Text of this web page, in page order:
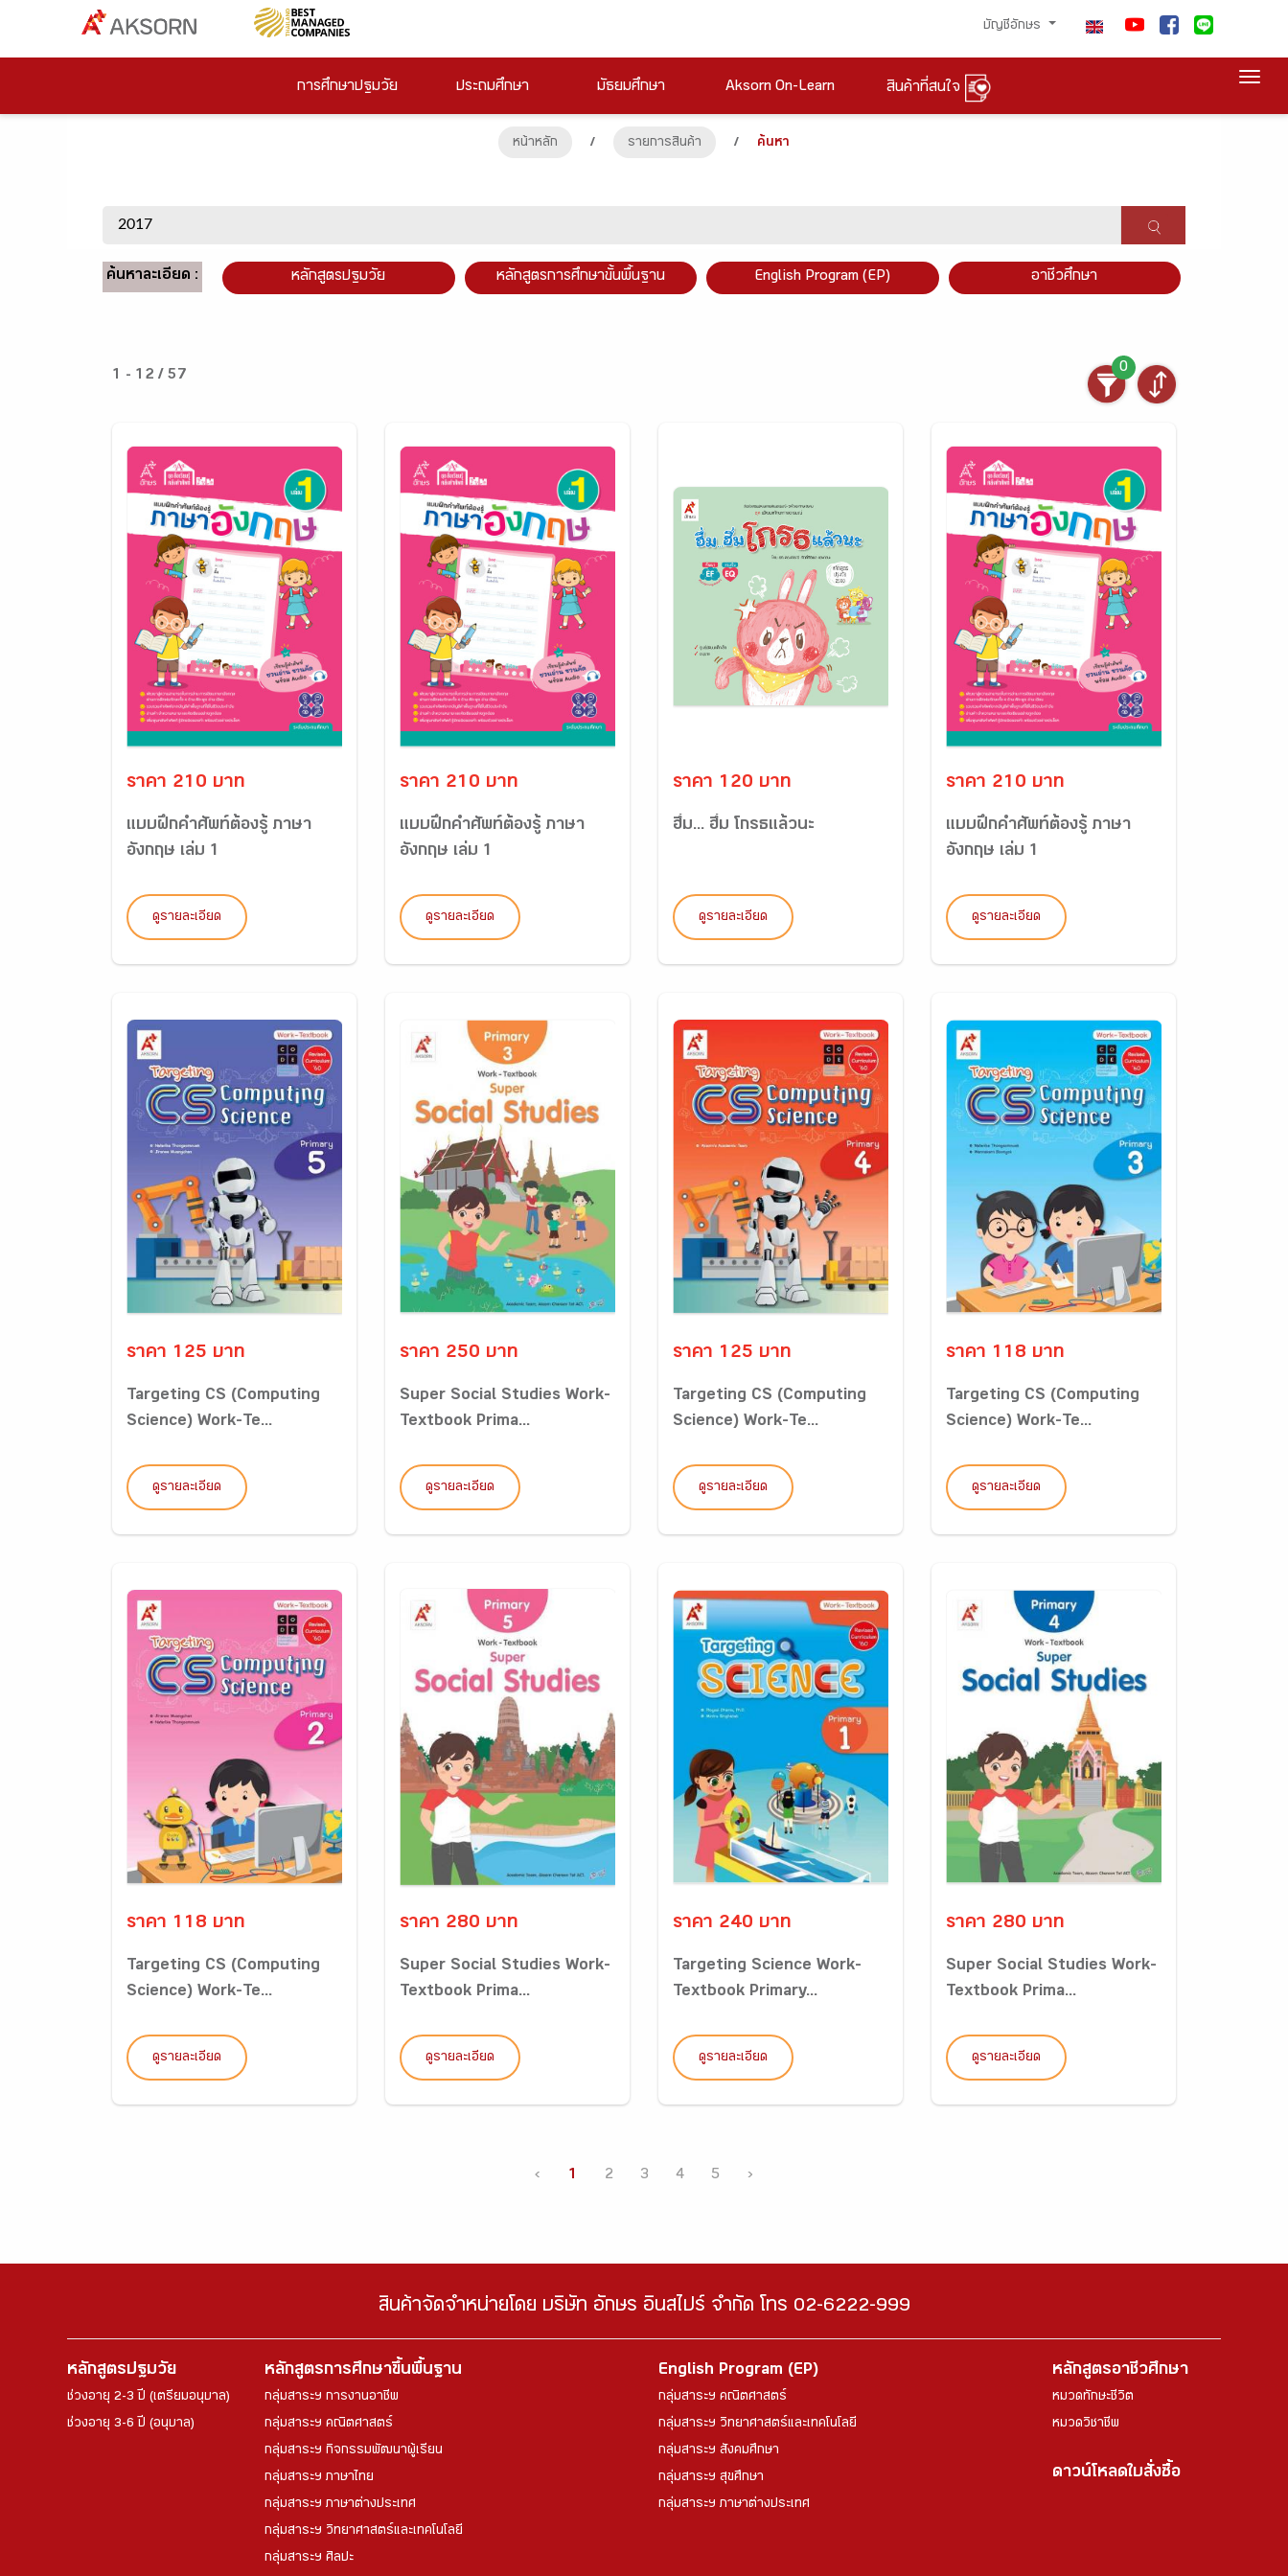
บัญชีอักษร
การศึกษาปฐมวัย ประถมศึกษา มัธยมศึกษา Aksorn On-Learn สินค้าที่สนใจ
หน้าหลัก / รายการสินค้า / ค้นหา
ค้นหาละเอียด : หลักสูตรปฐมวัย หลักสูตรการศึกษาขั้นพื้นฐาน English Program (EP) อาชีวศึกษา
1 - 12 / 57
0
ราคา 210 บาท
แบบฝึกคำศัพท์ต้องรู้ ภาษา
อังกฤษ เล่ม 1
ดูรายละเอียด
ราคา 210 บาท
แบบฝึกคำศัพท์ต้องรู้ ภาษา
อังกฤษ เล่ม 1
ดูรายละเอียด
ราคา 120 บาท
ฮึ่ม... ฮึ่ม โกรธแล้วนะ
ดูรายละเอียด
ราคา 210 บาท
แบบฝึกคำศัพท์ต้องรู้ ภาษา
อังกฤษ เล่ม 1
ดูรายละเอียด
ราคา 125 บาท
Targeting CS (Computing
Science) Work-Te...
ดูรายละเอียด
ราคา 250 บาท
Super Social Studies Work-
Textbook Prima...
ดูรายละเอียด
ราคา 125 บาท
Targeting CS (Computing
Science) Work-Te...
ดูรายละเอียด
ราคา 118 บาท
Targeting CS (Computing
Science) Work-Te...
ดูรายละเอียด
ราคา 118 บาท
Targeting CS (Computing
Science) Work-Te...
ดูรายละเอียด
ราคา 280 บาท
Super Social Studies Work-
Textbook Prima...
ดูรายละเอียด
ราคา 240 บาท
Targeting Science Work-
Textbook Primary...
ดูรายละเอียด
ราคา 280 บาท
Super Social Studies Work-
Textbook Prima...
ดูรายละเอียด
‹ 1 2 3 4 5 ›
สินค้าจัดจำหน่ายโดย บริษัท อักษร อินสไปร์ จำกัด โทร 02-6222-999
หลักสูตรปฐมวัย
ช่วงอายุ 2-3 ปี (เตรียมอนุบาล)
ช่วงอายุ 3-6 ปี (อนุบาล)
หลักสูตรการศึกษาขึ้นพื้นฐาน
กลุ่มสาระฯ การงานอาชีพ
กลุ่มสาระฯ คณิตศาสตร์
กลุ่มสาระฯ กิจกรรมพัฒนาผู้เรียน
กลุ่มสาระฯ ภาษาไทย
กลุ่มสาระฯ ภาษาต่างประเทศ
กลุ่มสาระฯ วิทยาศาสตร์และเทคโนโลยี
กลุ่มสาระฯ ศิลปะ
English Program (EP)
กลุ่มสาระฯ คณิตศาสตร์
กลุ่มสาระฯ วิทยาศาสตร์และเทคโนโลยี
กลุ่มสาระฯ สังคมศึกษา
กลุ่มสาระฯ สุขศึกษา
กลุ่มสาระฯ ภาษาต่างประเทศ
หลักสูตรอาชีวศึกษา
หมวดทักษะชีวิต
หมวดวิชาชีพ
ดาวน์โหลดใบสั่งซื้อ